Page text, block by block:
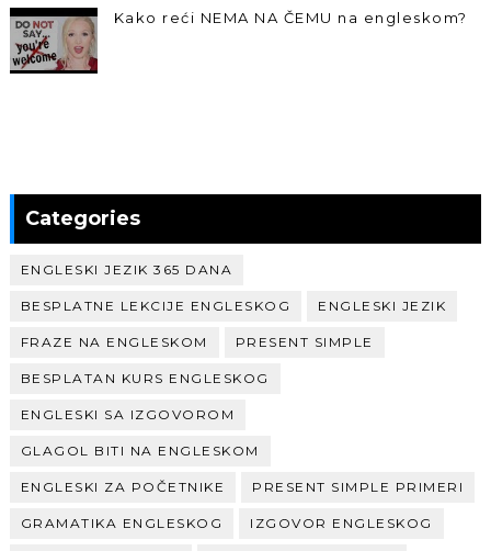
Kako reći NEMA NA ČEMU na engleskom?
Categories
ENGLESKI JEZIK 365 DANA
BESPLATNE LEKCIJE ENGLESKOG ENGLESKI JEZIK
FRAZE NA ENGLESKOM PRESENT SIMPLE
BESPLATAN KURS ENGLESKOG
ENGLESKI SA IZGOVOROM
GLAGOL BITI NA ENGLESKOM
ENGLESKI ZA POČETNIKE PRESENT SIMPLE PRIMERI
GRAMATIKA ENGLESKOG IZGOVOR ENGLESKOG